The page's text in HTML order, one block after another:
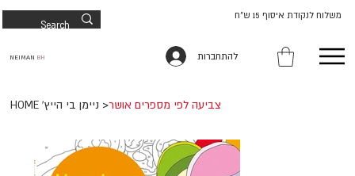
להתחברות NEIMAN BH
משלוח לנקודת איסוף 15 ש"ח
HOME 'ניימן בי הייץ >צביעה לפי מספרים אושר